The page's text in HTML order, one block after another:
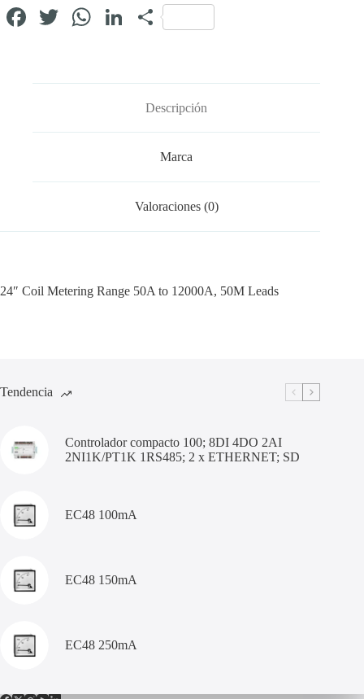
Fa T
W
Li C
rti
r
Descripción
Marca
Valoraciones (0)
24″ Coil Metering Range 50A to 12000A, 50M Leads
Tendencia
Controlador compacto 100; 8DI 4DO 2AI
2NI1K/PT1K 1RS485; 2 x ETHERNET; SD
EC48 100mA
EC48 150mA
EC48 250mA